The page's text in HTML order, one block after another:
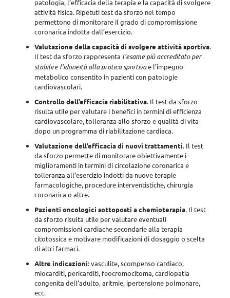
patologia, l’efficacia della terapia e la capacità di svolgere
attività fisica. Ripetuti test da sforzo nel tempo
permettono di monitorare il grado di compromissione
coronarica indotta dall’esercizio.
Valutazione della capacità di svolgere attività sportiva.
Il test da sforzo rappresenta l’esame più accreditato per
stabilire l’idoneità alla pratica sportivae l’impegno
metabolico consentito in pazienti con patologie
cardiovascolari.
Controllo dell’efficacia riabilitativa. Il test da sforzo
risulta utile pervalutare i benefici in termini di efficienza
cardiovascolare, tolleranza allo sforzo e qualità di vita
dopo un programma di riabilitazione cardiaca.
Valutazione dell’efficacia di nuovi trattamenti. Il test
da sforzo permette di monitorare obiettivamente i
miglioramenti in termini di circolazione coronarica e
tolleranza all’esercizio indotti da nuove terapie
farmacologiche, procedure interventistiche, chirurgia
coronarica o altre.
Pazienti oncologici sottoposti a chemioterapia. Il test
da sforzo risulta utile per valutare eventuali
compromissioni cardiache secondarie alla terapia
citotossica e motivare modificazioni di dosaggio o scelta
di altri farmaci.
Altre indicazioni: vasculite, scompenso cardiaco,
miocarditi, pericarditi, feocromocitoma, cardiopatia
congenita dell’adulto, aritmie, ipertensione polmonare,
ecc.